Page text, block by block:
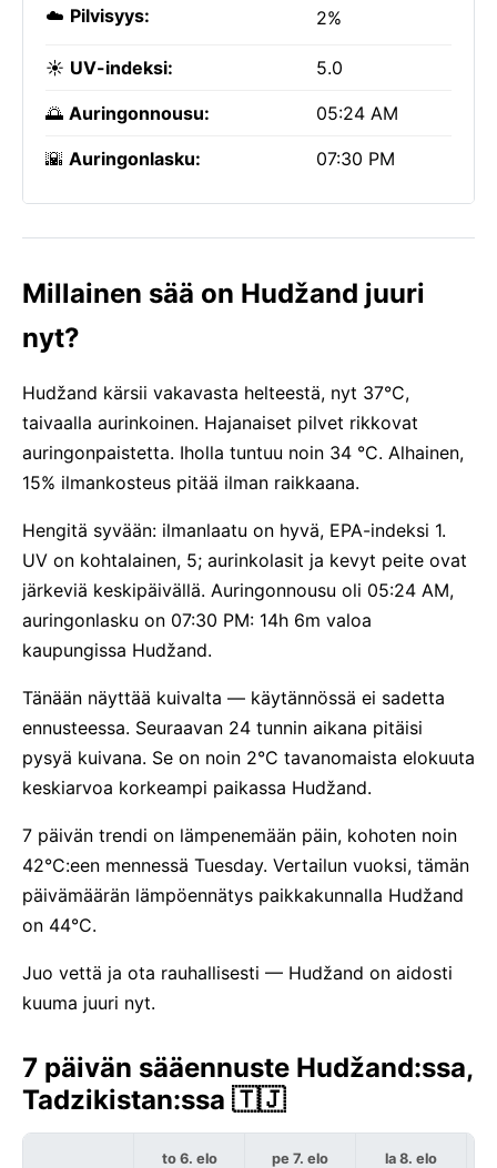
☁️ Pilvisyys: 2%
☀️ UV-indeksi: 5.0
🌅 Auringonnousu: 05:24 AM
🌇 Auringonlasku: 07:30 PM
Millainen sää on Hudžand juuri
nyt?
Hudžand kärsii vakavasta helteestä, nyt 37°C,
taivaalla aurinkoinen. Hajanaiset pilvet rikkovat
auringonpaistetta. Iholla tuntuu noin 34 °C. Alhainen,
15% ilmankosteus pitää ilman raikkaana.
Hengitä syvään: ilmanlaatu on hyvä, EPA-indeksi 1.
UV on kohtalainen, 5; aurinkolasit ja kevyt peite ovat
järkeviä keskipäivällä. Auringonnousu oli 05:24 AM,
auringonlasku on 07:30 PM: 14h 6m valoa
kaupungissa Hudžand.
Tänään näyttää kuivalta — käytännössä ei sadetta
ennusteessa. Seuraavan 24 tunnin aikana pitäisi
pysyä kuivana. Se on noin 2°C tavanomaista elokuuta
keskiarvoa korkeampi paikassa Hudžand.
7 päivän trendi on lämpenemään päin, kohoten noin
42°C:een mennessä Tuesday. Vertailun vuoksi, tämän
päivämäärän lämpöennätys paikkakunnalla Hudžand
on 44°C.
Juo vettä ja ota rauhallisesti — Hudžand on aidosti
kuuma juuri nyt.
7 päivän sääennuste Hudžand:ssa,
Tadzikistan:ssa 🇹🇯
to 6. elo pe 7. elo la 8. elo